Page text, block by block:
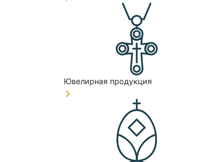
Ювелирная продукция